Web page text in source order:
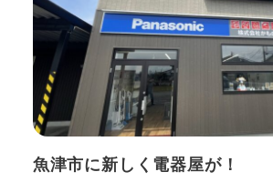
魚津市に新しく電器屋が！